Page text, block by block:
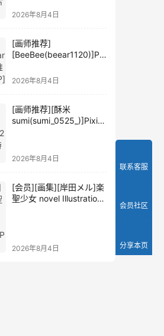
2026年8月4日
[画师推荐]
[BeeBee(beear1120)]Pix
2026年8月4日
[画师推荐][酥米
sumi(sumi_0525_)]Pixiv
2026年8月4日
[会员][画集][岸田メル]楽
聖少女 novel Illustrations
2026年8月4日
联系客服
会员社区
分享本页